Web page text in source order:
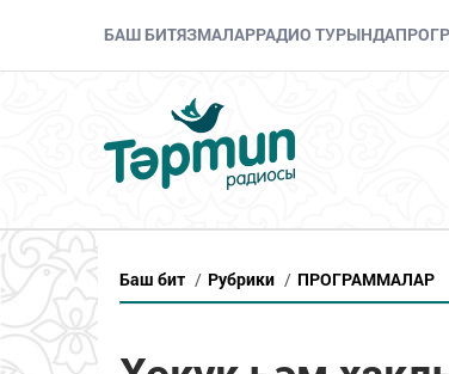
БАШ БИТЯЗМАЛАРРАДИО ТУРЫНДА
Баш бит / Рубрики / ПРОГРАММАЛАР